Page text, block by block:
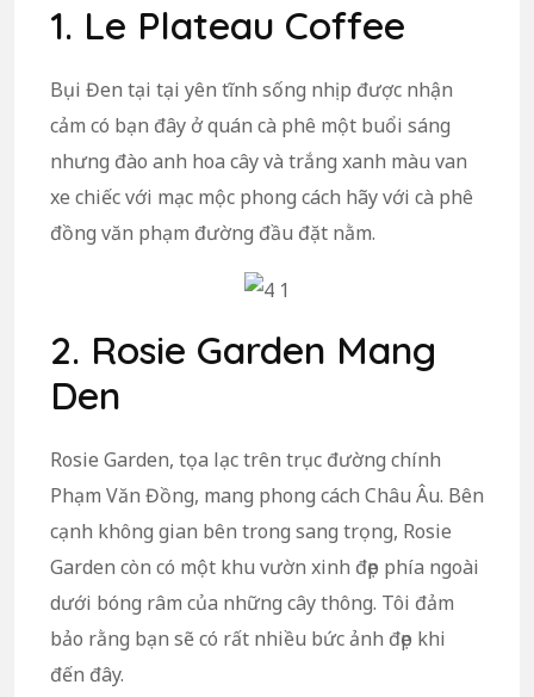
1. Le Plateau Coffee
Bụi Đen tại tại yên tĩnh sống nhịp được nhận
cảm có bạn đây ở quán cà phê một buổi sáng
nhưng đào anh hoa cây và trắng xanh màu van
xe chiếc với mạc mộc phong cách hãy với cà phê
đồng văn phạm đường đầu đặt nằm.
2. Rosie Garden Mang
Den
Rosie Garden, tọa lạc trên trục đường chính
Phạm Văn Đồng, mang phong cách Châu Âu. Bên
cạnh không gian bên trong sang trọng, Rosie
Garden còn có một khu vườn xinh đẹp phía ngoài
dưới bóng râm của những cây thông. Tôi đảm
bảo rằng bạn sẽ có rất nhiều bức ảnh đẹp khi
đến đây.